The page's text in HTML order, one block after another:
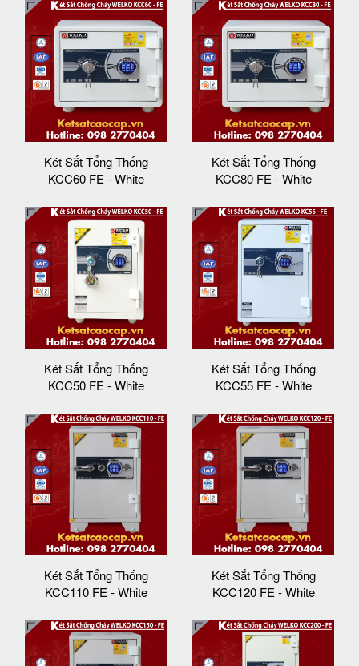
Két Sắt Tổng Thống
KCC60 FE - White
Két Sắt Tổng Thống
KCC80 FE - White
Két Sắt Tổng Thống
KCC50 FE - White
Két Sắt Tổng Thống
KCC55 FE - White
Két Sắt Tổng Thống
KCC110 FE - White
Két Sắt Tổng Thống
KCC120 FE - White